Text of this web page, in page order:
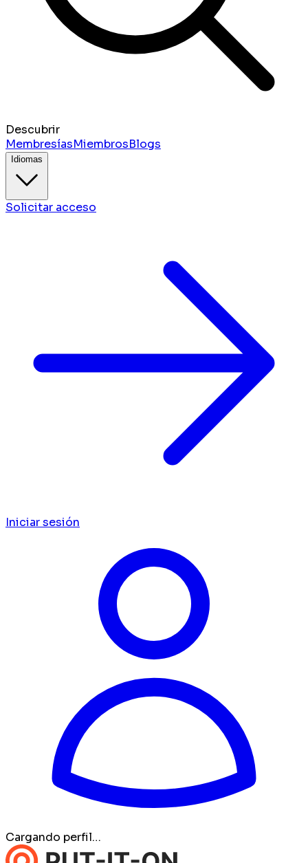
Descubrir
MembresíasMiembrosBlogs
Idiomas
Solicitar acceso
Iniciar sesión
Cargando perfil…